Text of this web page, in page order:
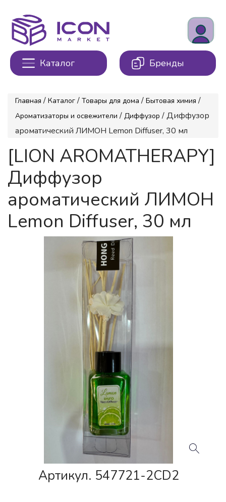
Каталог Бренды
Главная / Каталог / Товары для дома / Бытовая химия /
Ароматизаторы и освежители / Диффузор / Диффузор
ароматический ЛИМОН Lemon Diffuser, 30 мл
[LION AROMATHERAPY]
Диффузор
ароматический ЛИМОН
Lemon Diffuser, 30 мл
Артикул. 547721-2CD2